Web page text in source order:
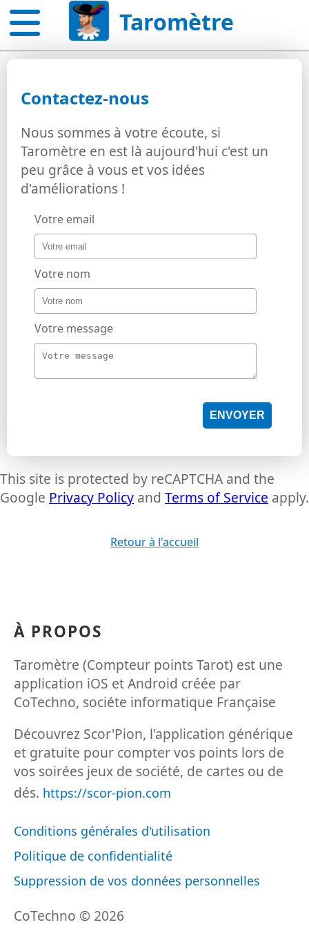
Taromètre
Contactez-nous
Nous sommes à votre écoute, si
Taromètre en est là aujourd'hui c'est un
peu grâce à vous et vos idées
d'améliorations !
Votre email
Votre nom
Votre message
ENVOYER
This site is protected by reCAPTCHA and the
Google Privacy Policy and Terms of Service apply.
Retour à l'accueil
À PROPOS
Taromètre (Compteur points Tarot) est une
application iOS et Android créée par
CoTechno, sociéte informatique Française
Découvrez Scor'Pion, l'application générique
et gratuite pour compter vos points lors de
vos soirées jeux de société, de cartes ou de
dés. https://scor-pion.com
Conditions générales d'utilisation
Politique de confidentialité
Suppression de vos données personnelles
CoTechno © 2026